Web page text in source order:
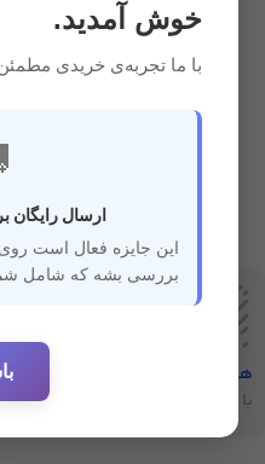
هفت‌روز‌ضمانت‌بازگشت
با خیال راحت خرید کنید
خوش آمدید.
با ما تجربه‌ی خریدی
ارسال رایگان
این جایزه فعال است روی
بررسی بشه که شامل